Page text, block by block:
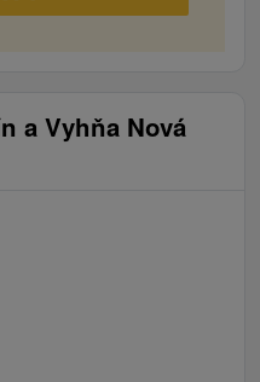
a Vyhňa Nová